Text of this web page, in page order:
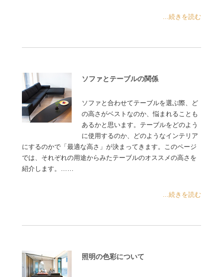
...続きを読む
ソファとテーブルの関係
ソファと合わせてテーブルを選ぶ際、ど
の高さがベストなのか、悩まれることも
あるかと思います。テーブルをどのよう
に使用するのか、どのようなインテリア
にするのかで「最適な高さ」が決まってきます。このページ
では、それぞれの用途からみたテーブルのオススメの高さを
紹介します。……
...続きを読む
照明の色彩について